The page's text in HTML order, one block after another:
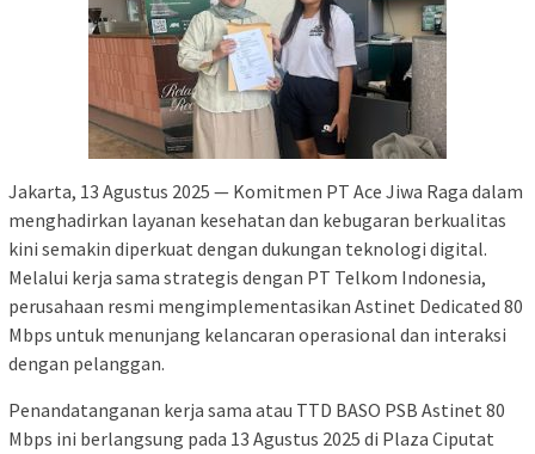
Jakarta, 13 Agustus 2025 — Komitmen PT Ace Jiwa Raga dalam
menghadirkan layanan kesehatan dan kebugaran berkualitas
kini semakin diperkuat dengan dukungan teknologi digital.
Melalui kerja sama strategis dengan PT Telkom Indonesia,
perusahaan resmi mengimplementasikan Astinet Dedicated 80
Mbps untuk menunjang kelancaran operasional dan interaksi
dengan pelanggan.
Penandatanganan kerja sama atau TTD BASO PSB Astinet 80
Mbps ini berlangsung pada 13 Agustus 2025 di Plaza Ciputat